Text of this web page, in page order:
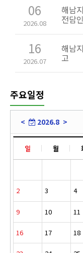
06
2026.08
해남
전담
16
2026.07
해남
고
주요일정
< 2026.8 >
일 월
2 3 4
9 10 11
16 17 18